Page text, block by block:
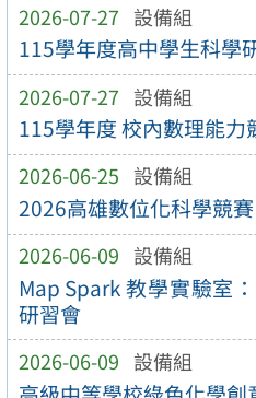
2026-07-27 設備組
115學年度高中學生科學
2026-07-27 設備組
115學年度 校內數理能力
2026-06-25 設備組
2026高雄數位化科學競賽
2026-06-09 設備組
Map Spark 教學實驗室
研習會
2026-06-09 設備組